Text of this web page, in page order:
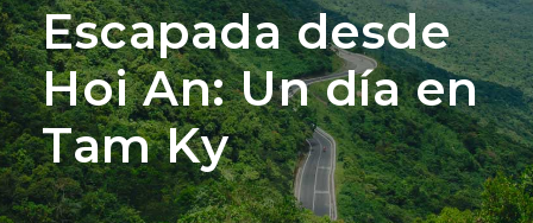
Escapada desde
Hoi An: Un día en
Tam Ky